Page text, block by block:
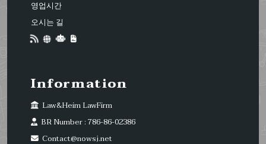
영업시간
오시는 길
Information
Law&Heim LawFirm
BR Number : 786-86-02386
Contact@nowsj.net